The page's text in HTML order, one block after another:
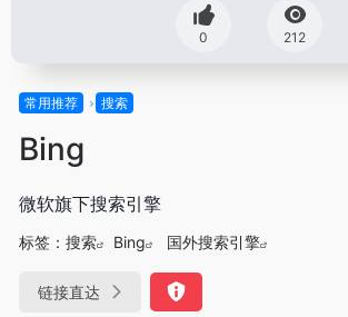
0 212
常用推荐 搜索
Bing
微软旗下搜索引擎
标签： 搜索 Bing 国外搜索引擎
链接直达